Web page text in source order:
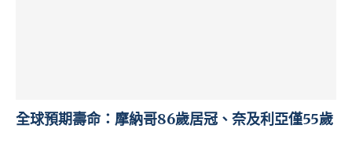
全球預期壽命：摩納哥86歲居冠、奈及利亞僅55歲